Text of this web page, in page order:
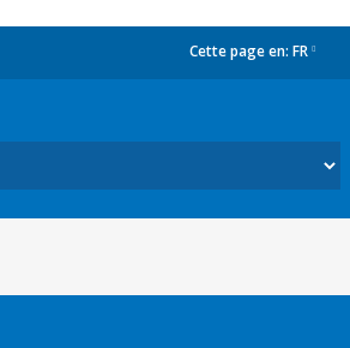
Cette page en: FR